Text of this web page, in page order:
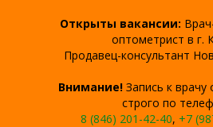
Открыты вакансии:
оптометрист в г.
Продавец-консультант
Внимание!Запись к врачу
строго по
8 (846) 201-42-40, +7